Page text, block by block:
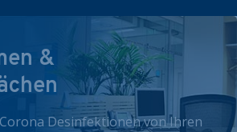
&
Desinfektionen von Ihren